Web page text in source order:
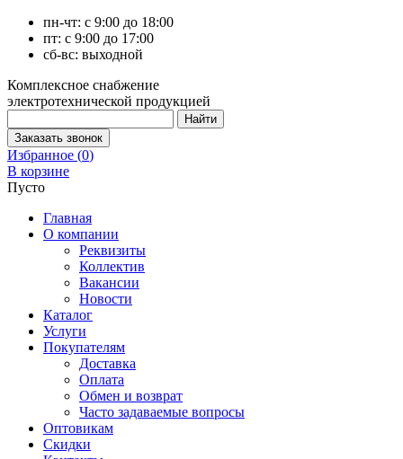
пн-чт: с 9:00 до 18:00
пт: с 9:00 до 17:00
сб-вс: выходной
Комплексное снабжение
электротехнической продукцией
Избранное (0)
В корзине
Пусто
Главная
О компании
Реквизиты
Коллектив
Вакансии
Новости
Каталог
Услуги
Покупателям
Доставка
Оплата
Обмен и возврат
Часто задаваемые вопросы
Оптовикам
Скидки